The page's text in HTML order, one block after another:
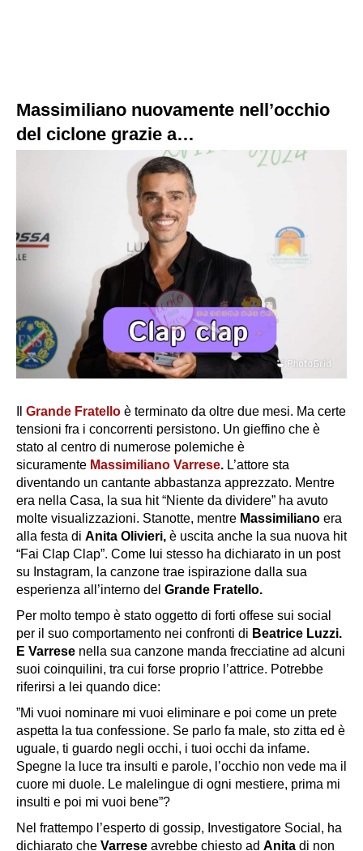
Massimiliano nuovamente nell’occhio
del ciclone grazie a…
Grande Fratello è terminato da oltre due mesi. Ma certe
tensioni fra i concorrenti persistono. Un gieffino che è
stato al centro di numerose polemiche è
sicuramente Massimiliano Varrese. L’attore sta
diventando un cantante abbastanza apprezzato. Mentre
era nella Casa, la sua hit “Niente da dividere” ha avuto
molte visualizzazioni. Stanotte, mentre Massimiliano era
alla festa di Anita Olivieri, è uscita anche la sua nuova hit
“Fai Clap Clap”. Come lui stesso ha dichiarato in un post
su Instagram, la canzone trae ispirazione dalla sua
esperienza all’interno del Grande Fratello.
Per molto tempo è stato oggetto di forti offese sui social
per il suo comportamento nei confronti di Beatrice Luzzi.
E Varrese nella sua canzone manda frecciatine ad alcuni
suoi coinquilini, tra cui forse proprio l’attrice. Potrebbe
riferirsi a lei quando dice:
”Mi vuoi nominare mi vuoi eliminare e poi come un prete
aspetta la tua confessione. Se parlo fa male, sto zitta ed è
uguale, ti guardo negli occhi, i tuoi occhi da infame.
Spegne la luce tra insulti e parole, l’occhio non vede ma il
cuore mi duole. Le malelingue di ogni mestiere, prima mi
insulti e poi mi vuoi bene”?
Nel frattempo l’esperto di gossip, Investigatore Social, ha
dichiarato che Varrese avrebbe chiesto ad Anita di non